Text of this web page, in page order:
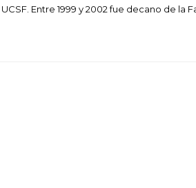
UCSF. Entre 1999 y 2002 fue decano de